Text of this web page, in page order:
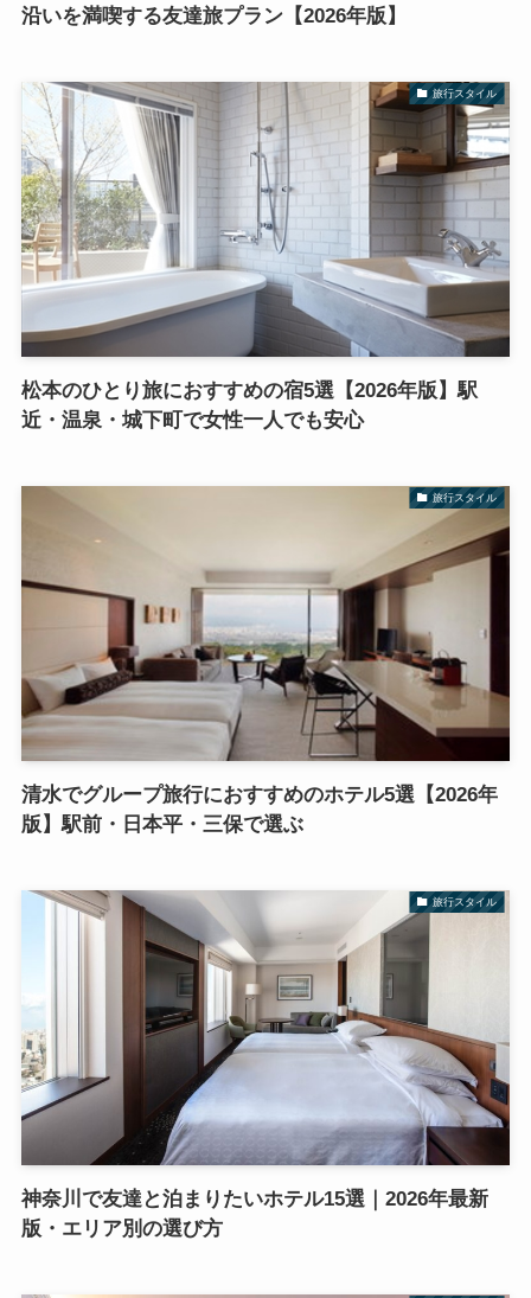
沿いを満喫する友達旅プラン【2026年版】
旅行スタイル
松本のひとり旅におすすめの宿5選【2026年版】駅
近・温泉・城下町で女性一人でも安心
旅行スタイル
清水でグループ旅行におすすめのホテル5選【2026年
版】駅前・日本平・三保で選ぶ
旅行スタイル
神奈川で友達と泊まりたいホテル15選｜2026年最新
版・エリア別の選び方